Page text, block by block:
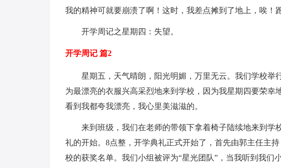
我的精神可就要崩溃了啊！这时，我差点摊到了地上，唉！
开学周记之星期四：失望。
开学周记 篇2
星期五，天气晴朗，阳光明媚，万里无云。我们学校举
为最漂亮的衣服兴高采烈地来到学校，因为我星期四要荣幸
看到我都夸我漂亮，我心里美滋滋的。
来到班级，我们在老师的带领下拿着椅子陆续地来到学
礼的开始。8点整，开学典礼正式开始了，首先由郭主任主
校的获奖名单。我们小组被评为“星光团队”，当我听到我们